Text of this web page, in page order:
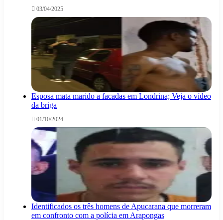
03/04/2025
Esposa mata marido a facadas em Londrina; Veja o vídeo
da briga
01/10/2024
Identificados os três homens de Apucarana que morreram
em confronto com a polícia em Arapongas